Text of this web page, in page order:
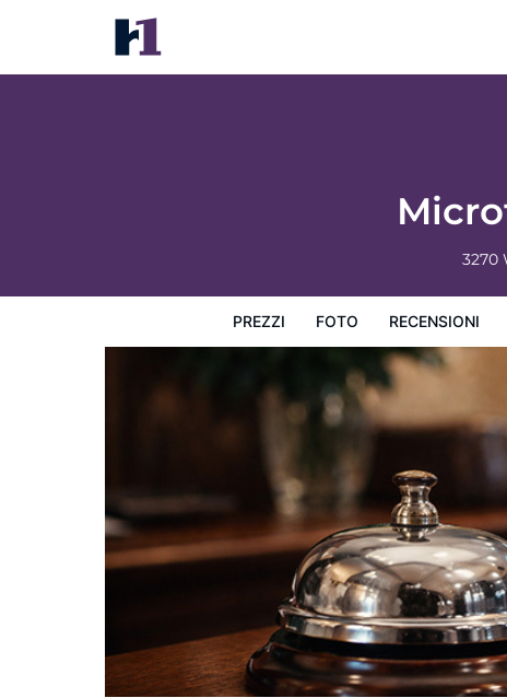
3270
PREZZI FOTO RECENSIONI
Microtel Inn by Wyndham Gallup
Prezzi